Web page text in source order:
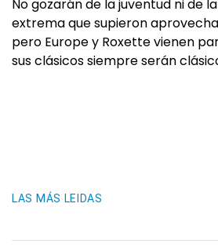
No gozarán de la juventud ni de
extrema que supieron
pero Europe y Roxette vienen
sus clásicos siempre serán
LAS MÁS LEIDAS